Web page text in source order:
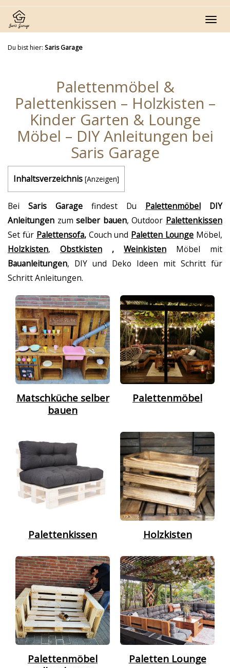
Skip
main
content
Du bist hier: Saris Garage
Palettenmöbel &
Palettenkissen – Holzkisten –
Kinder Garten & Lounge
Möbel – DIY Anleitungen bei
Saris Garage
Inhaltsverzeichnis [Anzeigen]
Bei Saris Garage findest Du Palettenmöbel
DIY
Anleitungen zumselber bauen, Outdoor Palettenkissen
Set für Palettensofa, Couch und Paletten Lounge Möbel,
Holzkisten, Obstkisten , Weinkisten Möbel mit
Bauanleitungen, DIY und Deko Ideen mit Schritt für
Schritt Anleitungen.
Matschküche selber
bauen
Palettenmöbel
Palettenkissen Holzkisten
Palettenmöbel
Paletten Lounge